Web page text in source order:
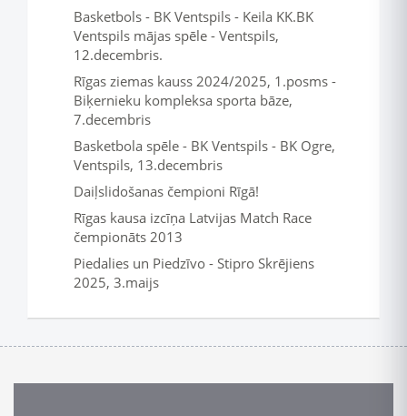
Basketbols - BK Ventspils - Keila KK.BK
Ventspils mājas spēle - Ventspils,
12.decembris.
Rīgas ziemas kauss 2024/2025, 1.posms -
Biķernieku kompleksa sporta bāze,
7.decembris
Basketbola spēle - BK Ventspils - BK Ogre,
Ventspils, 13.decembris
Daiļslidošanas čempioni Rīgā!
Rīgas kausa izcīņa Latvijas Match Race
čempionāts 2013
Piedalies un Piedzīvo - Stipro Skrējiens
2025, 3.maijs